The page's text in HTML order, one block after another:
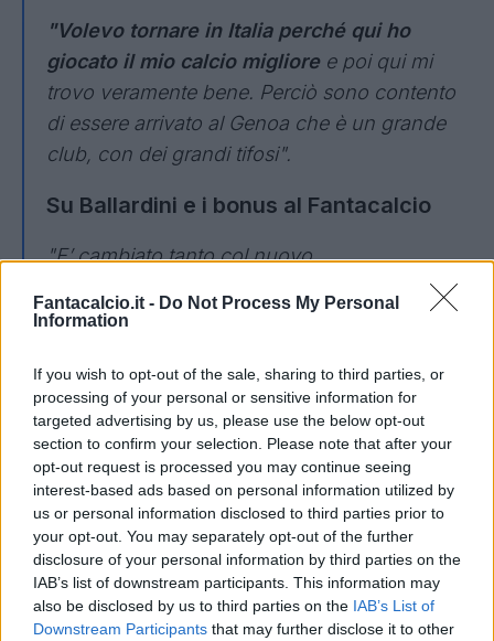
Fantacalcio.it - Do Not Process My Personal
Information
If you wish to opt-out of the sale, sharing to third parties, or
processing of your personal or sensitive information for
targeted advertising by us, please use the below opt-out
section to confirm your selection. Please note that after your
opt-out request is processed you may continue seeing
interest-based ads based on personal information utilized by
us or personal information disclosed to third parties prior to
your opt-out. You may separately opt-out of the further
disclosure of your personal information by third parties on the
IAB’s list of downstream participants. This information may
also be disclosed by us to third parties on the IAB’s List of
Downstream Participants that may further disclose it to other
"Volevo tornare in Italia perché qui ho
giocato il mio calcio migliore e poi qui mi
trovo veramente bene. Perciò sono contento
di essere arrivato al Genoa che è un grande
club, con dei grandi tifosi".
Su Ballardini e i bonus al Fantacalcio
"E’ cambiato tanto col nuovo
efficaci,facciamo più gol e io faccio più
compagni mi piace perché mi consente di
dare il massimo alla squadra.Anche se come
prima cosa preferirei fare gol direttamente
io...”.